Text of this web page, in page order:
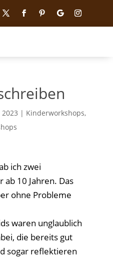
2023 | Kinderworkshops,
ich zwei
10 Jahren. Das
ohne Probleme
waren unglaublich
die bereits gut
sogar reflektieren